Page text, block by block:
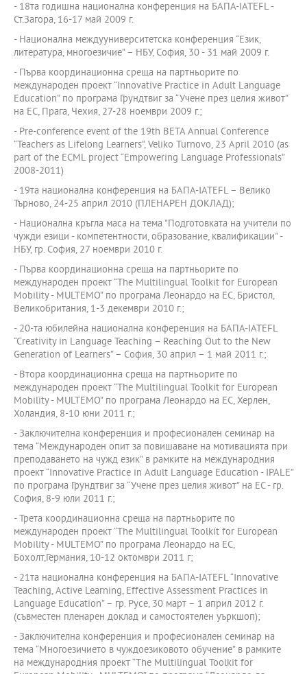
- 18та годишна национална конференция на БАПА-IATEFL -
Ст.Загора, 16-17 май 2009 г.
- Национална междууниверситетска конференция “Език,
литература, многоезичие” – НБУ, София, 30 - 31 май 2009 г.
- Първа координационна среща на партньорите по
международен проект “Innovative Practice in Adult Language
Education” по програма Грундтвиг за “Учене през целия живот”
на ЕС, Прага, Чехия, 27-28 ноември 2009 г.;
- Pre-conference event of the 19th BETA Annual Conference
“Teachers as Lifelong Learners”, Veliko Turnovo, 23 April 2010 (as
part of the ECML project “Empowering Language Professionals”
2008-2011)
- 19та национална конференция на БАПА-IATEFL – Велико
Търново, 24-25 април 2010 (ПЛЕНАРЕН ДОКЛАД);
- Национална кръгла маса на тема "Подготовката на учители по
чужди езици - компетентности, образование, квалификации" -
НБУ, гр. София, 27 ноември 2010 г.
- Първа координационна среща на партньорите по
международен проект “The Multilingual Toolkit for European
Mobility - MULTEMO” по програма Леонардо на ЕС, Бристол,
Великобритания, 1-3 декември 2010 г.;
- 20-та юбилейна национална конференция на БАПА-IATEFL
“Creativity in Language Teaching – Reaching Out to the New
Generation of Learners” – София, 30 април – 1 май 2011 г.;
- Втора координационна среща на партньорите по
международен проект “The Multilingual Toolkit for European
Mobility - MULTEMO” по програма Леонардо на ЕС, Херлен,
Холандия, 8-10 юни 2011 г.;
- Заключителна конференция и професионален семинар на
тема “Международен опит за повишаване на мотивацията при
преподаването на чужд език” в рамките на международния
проект “Innovative Practice in Adult Language Education - IPALE”
по програма Грундтвиг за “Учене през целия живот” на ЕС - гр.
София, 8-9 юли 2011 г.;
- Трета координационна среща на партньорите по
международен проект “The Multilingual Toolkit for European
Mobility - MULTEMO” по програма Леонардо на ЕС,
Бохолт,Германия, 10-12 октомври 2011 г;
- 21та национална конференция на БАПА-IATEFL “Innovative
Teaching, Active Learning, Effective Assessment Practices in
Language Education” – гр. Русе, 30 март – 1 април 2012 г.
(съвместен пленарен доклад и самостоятелен уъркшоп);
- Заключителна конференция и професионален семинар на
тема “Многоезичието в чуждоезиковото обучение” в рамките
на международния проект “The Multilingual Toolkit for